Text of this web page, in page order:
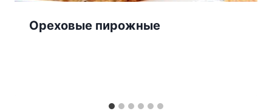
Ореховые пирожные